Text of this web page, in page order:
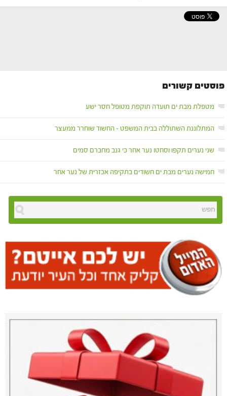
פוסטים קשורים
מטפלת מבת ים תועדה תוקפת מטופל חסר ישע
המתלוננת השתוללה בבית המשפט – החשוד שוחרר ממעצר
שני נערים תקפו וסחטו נער אחר כי גנב מחברם סמים
חמישה נערים מבת ים חשודים בתקיפה אכזרית של נער אחר